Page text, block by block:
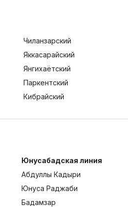
Чиланзарский
Яккасарайский
Янгихаётский
Паркентский
Кибрайский
Юнусабадская линия
Абдуллы Кадыри
Юнуса Раджаби
Бадамзар